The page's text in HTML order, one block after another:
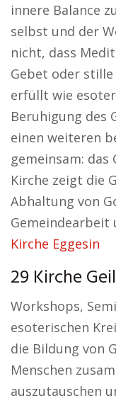
innere Balance
selbst und der
nicht, dass
Gebet oder
erfüllt wie
Beruhigung des
einen weiteren
gemeinsam: das
Kirche zeigt die
Abhaltung von
Gemeindearbeit
Kirche Eggesin
29 Kirche
Workshops,
esoterischen
die Bildung von
Menschen
auszutauschen